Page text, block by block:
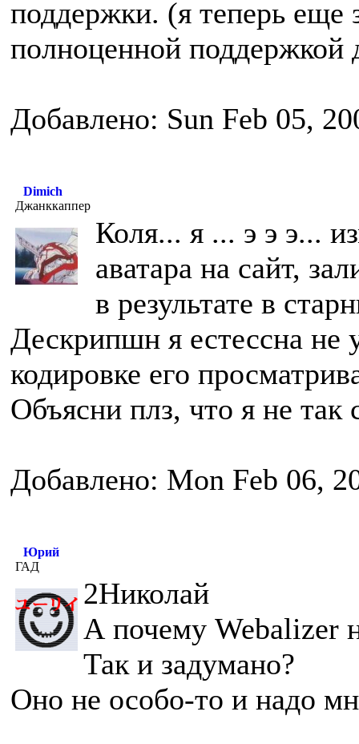
поддержки. (я теперь еще
полноценной
Добавлено: Sun Feb 05,
Dimich
Джанккаппер
Коля... я ... э э э...
аватара на сайт,
в результате в
Дескрипшн я естессна не
кодировке его
Объясни плз, что я не так
Добавлено: Mon Feb 06,
Юрий
ГАД
2Николай
А почему Webalizer
Так и задумано?
Оно не особо-то и надо